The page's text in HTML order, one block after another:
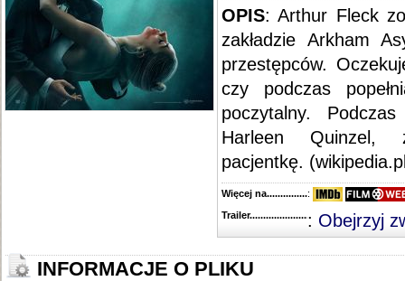
OPIS: Arthur Fleck
zakładzie Arkham
przestępców.
czy podczas
poczytalny.
Harleen Quinzel,
pacjentkę.
Więcej na........................................
:
Trailer...........................................
: Obejrzyj
INFORMACJE O PLIKU